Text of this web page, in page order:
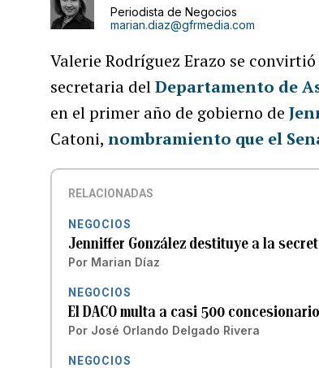
Periodista de Negocios
marian.diaz@gfrmedia.com
Valerie Rodríguez Erazo se
secretaria delDepartamento de
en el primer año de gobierno de
Catoni,nombramiento que el
RELACIONADAS
NEGOCIOS
Jenniffer González destituye a la
Por Marian Díaz
NEGOCIOS
El DACO multa a casi 500
Por José Orlando Delgado Rivera
NEGOCIOS